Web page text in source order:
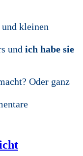
kleinen
und ich habe sie
Oder ganz